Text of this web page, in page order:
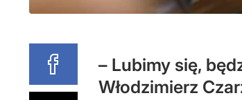
– Lubimy się,
Włodzimierz